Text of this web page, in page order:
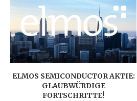
ELMOS SEMICONDUCTOR AKTIE:
GLAUBWÜRDIGE
FORTSCHRITTE!